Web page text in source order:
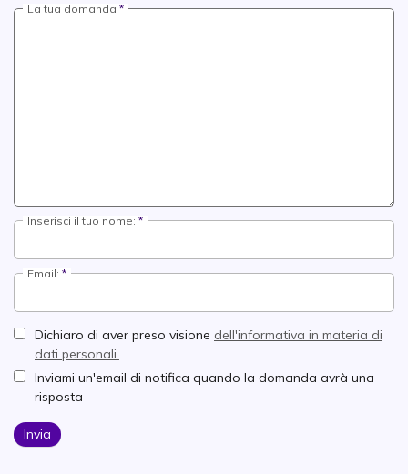
La tua domanda
Inserisci il tuo nome:
Email:
Dichiaro di aver preso visione dell'informativa in materia di
dati personali.
Inviami un'email di notifica quando la domanda avrà una
risposta
Invia